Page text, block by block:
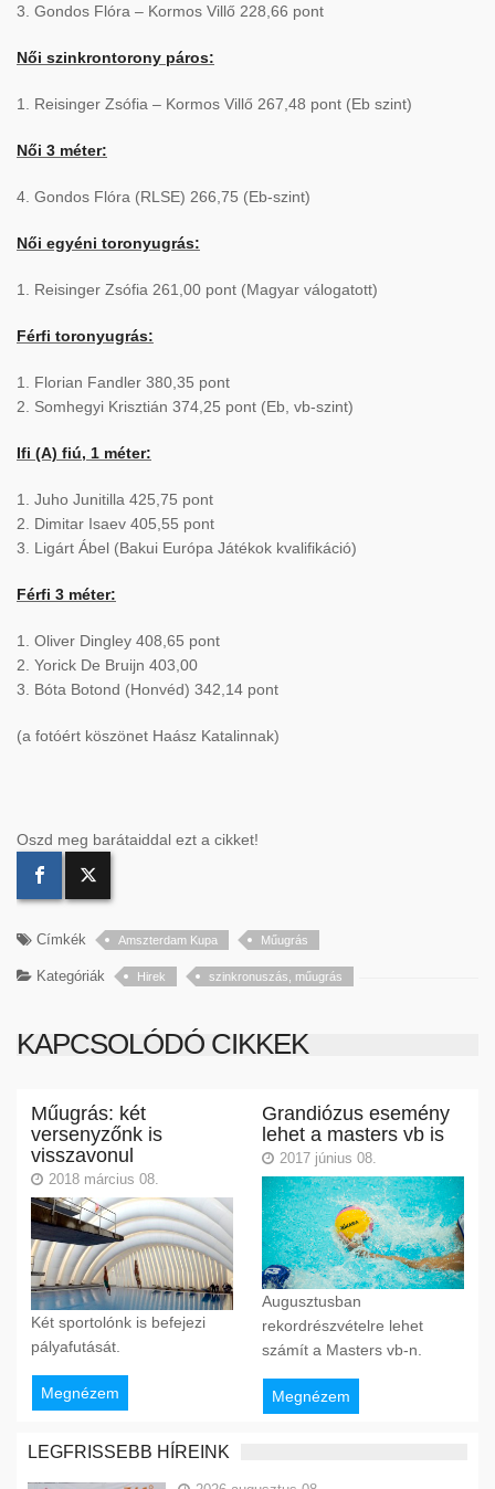
3. Gondos Flóra – Kormos Villő 228,66 pont
Női szinkrontorony páros:
1. Reisinger Zsófia – Kormos Villő 267,48 pont (Eb szint)
Női 3 méter:
4. Gondos Flóra (RLSE) 266,75 (Eb-szint)
Női egyéni toronyugrás:
1. Reisinger Zsófia 261,00 pont (Magyar válogatott)
Férfi toronyugrás:
1. Florian Fandler 380,35 pont
2. Somhegyi Krisztián 374,25 pont (Eb, vb-szint)
Ifi (A) fiú, 1 méter:
1. Juho Junitilla 425,75 pont
2. Dimitar Isaev 405,55 pont
3. Ligárt Ábel (Bakui Európa Játékok kvalifikáció)
Férfi 3 méter:
1. Oliver Dingley 408,65 pont
2. Yorick De Bruijn 403,00
3. Bóta Botond (Honvéd) 342,14 pont
(a fotóért köszönet Haász Katalinnak)
Oszd meg barátaiddal ezt a cikket!
Címkék Amszterdam Kupa Műugrás
Kategóriák Hirek szinkronuszás, műugrás
KAPCSOLÓDÓ CIKKEK
Műugrás: két
versenyzőnk is
visszavonul
2018 március 08.
Két sportolónk is befejezi
pályafutását.
Megnézem
Grandiózus esemény
lehet a masters vb is
2017 június 08.
Augusztusban
rekordrészvételre lehet
számít a Masters vb-n.
Megnézem
LEGFRISSEBB HÍREINK